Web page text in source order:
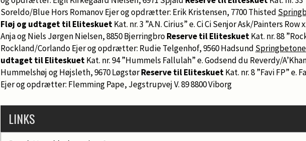
Soreldo/Blue Hors Romanov Ejer og opdrætter: Erik Kristensen, 7700 Thisted
Fløj og udtaget til EliteskuetKat. nr. 3 ”A.N. Cirius” e. Ci Ci Senjor Ask/Painters
Anja og Niels Jørgen Nielsen, 8850 BjerringbroReserve til EliteskuetKat. nr. 88
Rockland/Corlando Ejer og opdrætter: Rudie Telgenhof, 9560 Hadsund
udtaget til EliteskuetKat. nr. 94 ”Hummels Fallulah” e. Godsend du Reverdy/
Hummelshøj og Højsleth, 9670 LøgstørReserve til EliteskuetKat. nr. 8 ”Favi FP” e.
Ejer og opdrætter: Flemming Pape, Jegstrupvej V. 89 8800 Viborg
LINKS